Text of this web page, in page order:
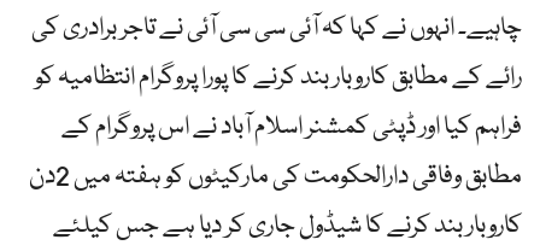
چاہیے۔ انہوں نے کہا کہ آئی سی سی آئی نے تاجر برادری کی
رائے کے مطابق کاروبار بند کرنے کا پورا پروگرام انتظامیہ کو
فراہم کیا اور ڈپٹی کمشنر اسلام آباد نے اس پروگرام کے
مطابق وفاقی دارالحکومت کی مارکیٹوں کو ہفتہ میں 2دن
کاروبار بند کرنے کا شیڈول جاری کر دیا ہے جس کیلئے